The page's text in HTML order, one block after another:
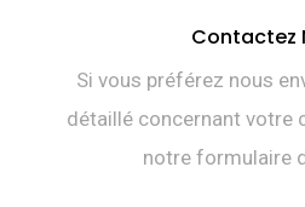
Contactez
Si vous préférez nous
détaillé concernant votre
notre formulaire